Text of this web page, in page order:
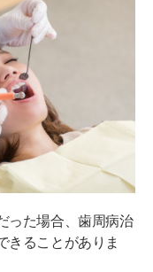
った場合、歯周病治
きることがありま